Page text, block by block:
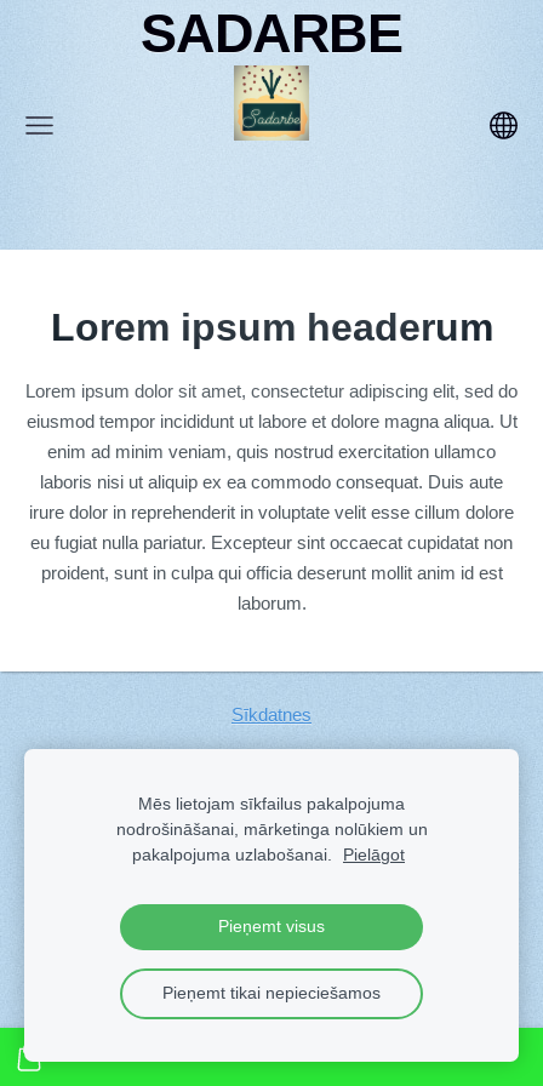
SADARBE
Lorem ipsum headerum
Lorem ipsum dolor sit amet, consectetur adipiscing elit, sed do
eiusmod tempor incididunt ut labore et dolore magna aliqua. Ut
enim ad minim veniam, quis nostrud exercitation ullamco
laboris nisi ut aliquip ex ea commodo consequat. Duis aute
irure dolor in reprehenderit in voluptate velit esse cillum dolore
eu fugiat nulla pariatur. Excepteur sint occaecat cupidatat non
proident, sunt in culpa qui officia deserunt mollit anim id est
laborum.
Sīkdatnes
Mēs lietojam sīkfailus pakalpojuma
nodrošināšanai, mārketinga nolūkiem un
pakalpojuma uzlabošanai.
Pielāgot
Pieņemt visus
Pieņemt tikai nepieciešamos